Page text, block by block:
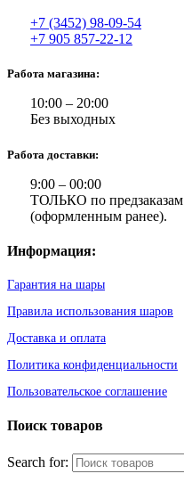
+7 (3452) 98-09-54
+7 905 857-22-12
Работа магазина:
10:00 – 20:00
Без выходных
Работа доставки:
9:00 – 00:00
ТОЛЬКО по предзаказам
(оформленным ранее).
Информация:
Гарантия на шары
Правила использования шаров
Доставка и оплата
Политика конфиденциальности
Пользовательское соглашение
Поиск товаров
Search for: